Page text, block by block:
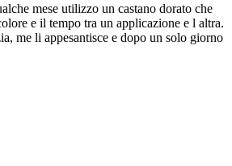
mese utilizzo un castano dorato che
e il tempo tra un applicazione e l altra.
me li appesantisce e dopo un solo giorno